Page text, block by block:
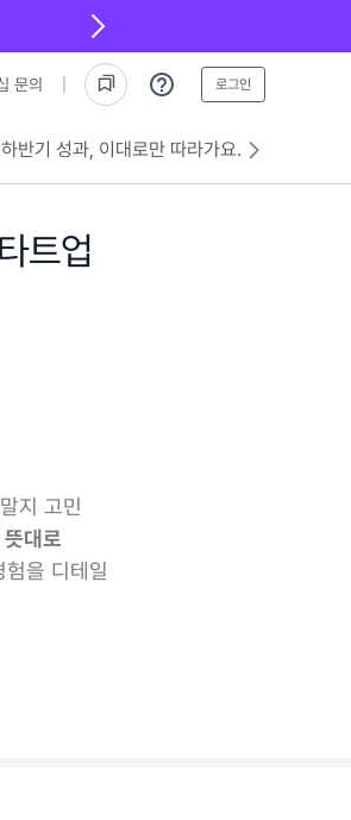
문의 로그인
하반기 성과, 이대로만 따라가요.
트업
지 고민
대로
을 디테일